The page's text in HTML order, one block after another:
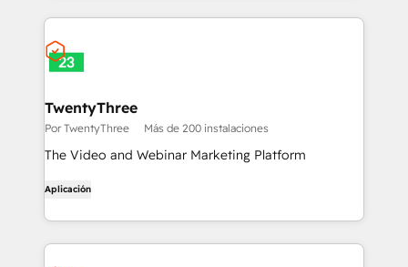
TwentyThree
Por TwentyThree Más de 200 instalaciones
The Video and Webinar Marketing Platform
Aplicación